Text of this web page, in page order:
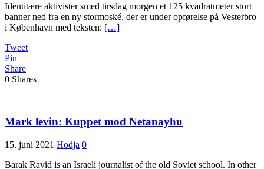
Identitære aktivister smed tirsdag morgen et 125 kvadratmeter stort
banner ned fra en ny stormoské, der er under opførelse på Vesterbro
i København med teksten: […]
Tweet
Pin
Share
0 Shares
Mark levin: Kuppet mod Netanayhu
15. juni 2021 Hodja 0
Barak Ravid is an Israeli journalist of the old Soviet school. In other